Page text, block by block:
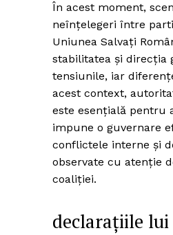
În acest moment,
neînțelegeri între
Uniunea Salvați
stabilitatea și direcția
tensiunile, iar
acest context,
este esențială pentru
impune o guvernare
conflictele interne și
observate cu atenție
coaliției.
declarațiile